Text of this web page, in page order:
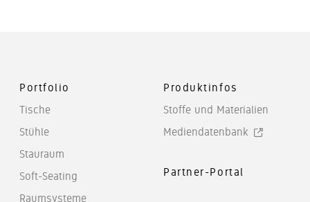
Portfolio
Tische
Stühle
Stauraum
Soft-Seating
Raumsysteme
Produktinfos
Stoffe und Materialien
Mediendatenbank
Partner-Portal